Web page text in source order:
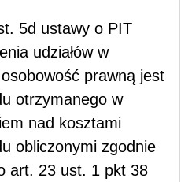
5d ustawy o PIT
udziałów w
prawną jest
otrzymanego w
nad kosztami
obliczonymi zgodnie
art. 23 ust. 1 pkt 38